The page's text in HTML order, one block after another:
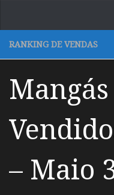
RANKING DE VENDAS
– Maio